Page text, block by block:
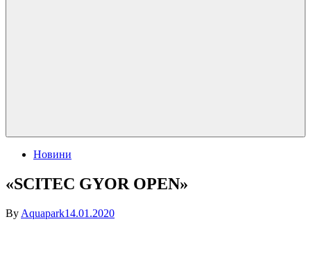
PostedНовини
«SCITEC GYOR OPEN»
By Aquapark14.01.2020